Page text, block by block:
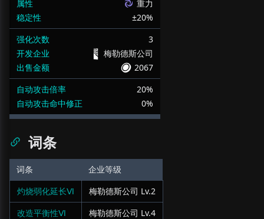
属性
重力
稳定性
±20%
强化次数
3
开发企业
梅勒德斯公司
出售金额
2067
自动攻击倍率
20%
自动攻击命中修正
0%
词条
词条
企业等级
灼烧弱化延长Ⅵ
梅勒德斯公司 Lv.2
改造平衡性Ⅵ
梅勒德斯公司 Lv.4